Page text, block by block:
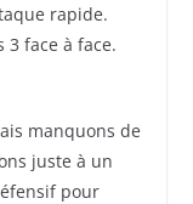
rapide.
face à face.
manquons de
juste à un
pour